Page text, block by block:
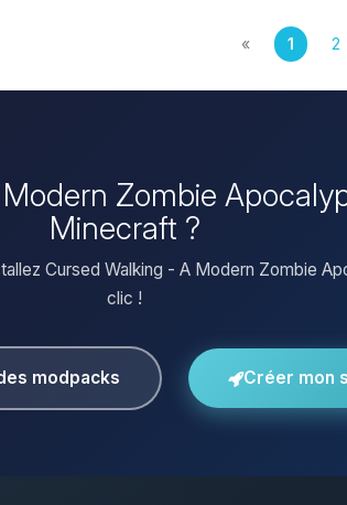
« 1 2
Zombie
Minecraft ?
Cursed Walking - A Modern Zombie
clic !
modpacks Créer mon